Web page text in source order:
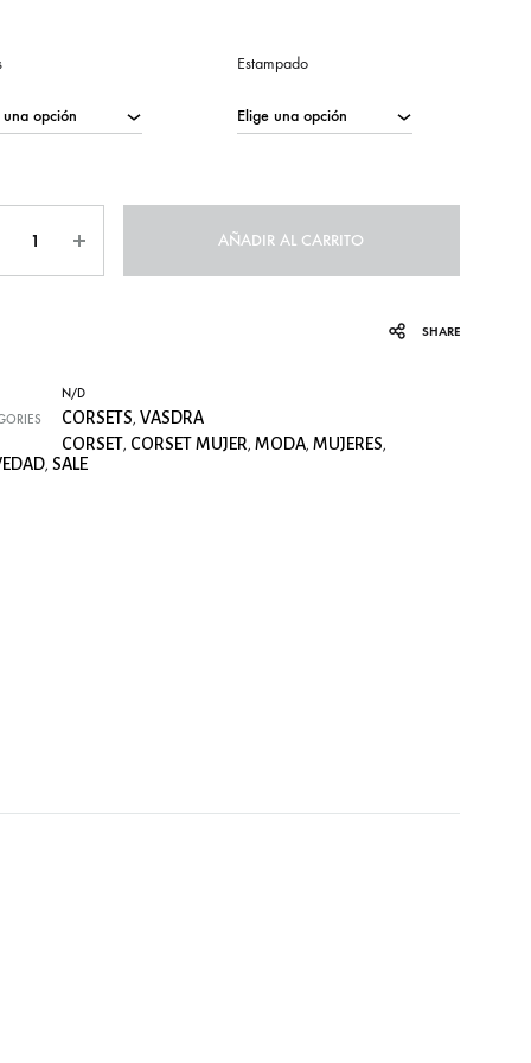
Estampado
AÑADIR AL CARRITO
SHARE
N/D
CORSETS, VASDRA
CORSET, CORSET MUJER, MODA, MUJERES,
, SALE